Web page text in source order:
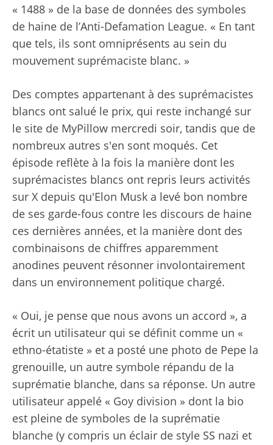
« 1488 » de la base de données des symboles
de haine de l’Anti-Defamation League. « En tant
que tels, ils sont omniprésents au sein du
mouvement suprémaciste blanc. »
Des comptes appartenant à des suprémacistes
blancs ont salué le prix, qui reste inchangé sur
le site de MyPillow mercredi soir, tandis que de
nombreux autres s'en sont moqués. Cet
épisode reflète à la fois la manière dont les
suprémacistes blancs ont repris leurs activités
sur X depuis qu'Elon Musk a levé bon nombre
de ses garde-fous contre les discours de haine
ces dernières années, et la manière dont des
combinaisons de chiffres apparemment
anodines peuvent résonner involontairement
dans un environnement politique chargé.
« Oui, je pense que nous avons un accord », a
écrit un utilisateur qui se définit comme un «
ethno-étatiste » et a posté une photo de Pepe la
grenouille, un autre symbole répandu de la
suprématie blanche, dans sa réponse. Un autre
utilisateur appelé « Goy division » dont la bio
est pleine de symboles de la suprématie
blanche (y compris un éclair de style SS nazi et